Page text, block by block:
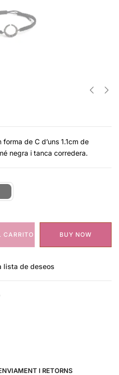
de C d’uns 1.1cm de
negra i tanca corredera.
CARRITO BUY NOW
lista de deseos
I RETORNS